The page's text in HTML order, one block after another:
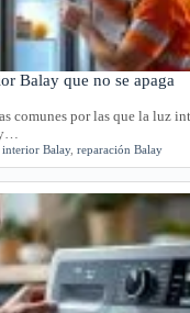
Balay que no se apaga
comunes por las que la luz
Balay, reparación Balay